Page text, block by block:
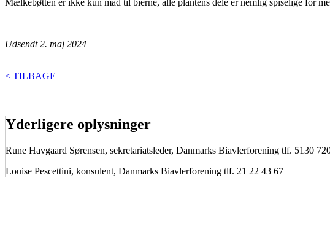
Udsendt 2. maj 2024
< TILBAGE
Yderligere oplysninger
Rune Havgaard Sørensen, sekretariatsleder, Danmarks Biavlerforening tlf. 5130
Louise Pescettini, konsulent, Danmarks Biavlerforening tlf. 21 22 43 67